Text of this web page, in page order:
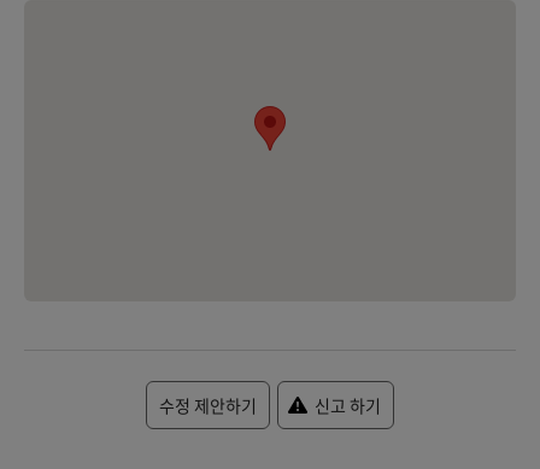
수정 제안하기 신고 하기